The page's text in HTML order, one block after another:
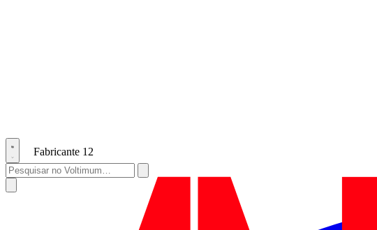
Fabricante 12